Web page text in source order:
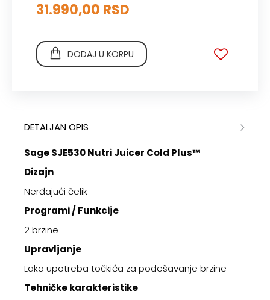
31.990,00 RSD
DODAJ U KORPU
DETALJAN OPIS
Sage SJE530 Nutri Juicer Cold Plus™
Dizajn
Nerđajući čelik
Programi / Funkcije
2 brzine
Upravljanje
Laka upotreba točkića za podešavanje brzine
Tehničke karakteristike